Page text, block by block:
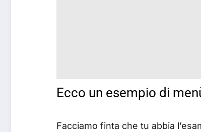
Ecco un esempio di
Facciamo finta che tu abbia